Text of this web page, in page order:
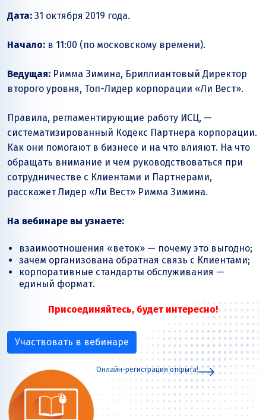
Дата: 31 октября 2019 года.
Начало: в 11:00 (по московскому времени).
Ведущая: Римма Зимина, Бриллиантовый Директор
второго уровня, Топ-Лидер корпорации «Ли Вест».
Правила, регламентирующие работу ИСЦ, —
систематизированный Кодекс Партнера корпорации.
Как они помогают в бизнесе и на что влияют. На что
обращать внимание и чем руководствоваться при
сотрудничестве с Клиентами и Партнерами,
расскажет Лидер «Ли Вест» Римма Зимина.
На вебинаре вы узнаете:
взаимоотношения «веток» — почему это выгодно;
зачем организована обратная связь с Клиентами;
корпоративные стандарты обслуживания —
единый формат.
Присоединяйтесь, будет интересно!
Участвовать в вебинаре
Онлайн-регистрация открыта!